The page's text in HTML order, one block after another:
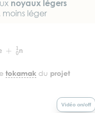
noyaux légers
moins léger
+
tokamak du projet
Vidéo on/off